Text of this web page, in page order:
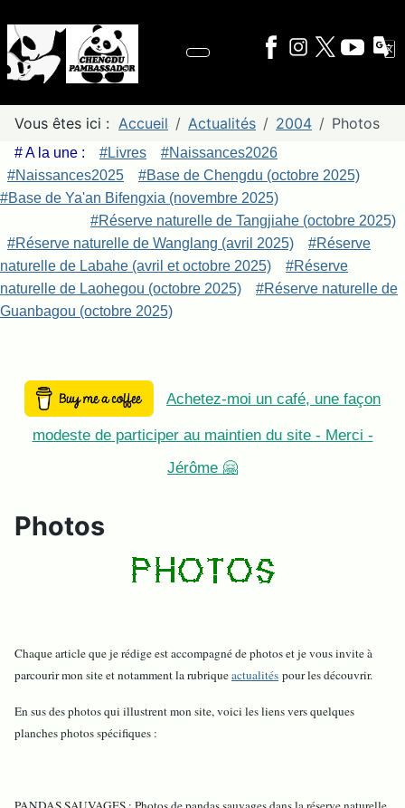
Vous êtes ici : Accueil Actualités 2004 Photos
# A la une : #Livres
#Naissances2026
#Naissances2025
#Base de Chengdu (octobre 2025)
#Base de Ya'an Bifengxia (novembre 2025)
#Réserve naturelle de Tangjiahe (octobre 2025)
#Réserve naturelle de Wanglang (avril 2025)
#Réserve
naturelle de Labahe (avril et octobre 2025)
#Réserve
naturelle de Laohegou (octobre 2025)
#Réserve naturelle de
Guanbagou (octobre 2025)
Achetez-moi un café, une façon
modeste de participer au maintien du site - Merci -
Jérôme 🤗
Photos
Chaque article que je rédige est accompagné de photos et je vous invite à
parcourir mon site et notamment la rubriqueactualités pour les découvrir.
En sus des photos qui illustrent mon site, voici les liens vers quelques
planches photos spécifiques :